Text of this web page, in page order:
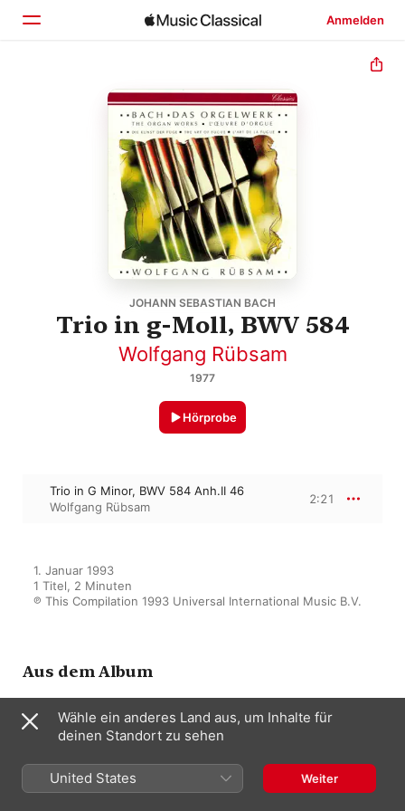
Anmelden
Startseite
Entdecken
JOHANN SEBASTIAN BACH
Trio in g-Moll, BWV 584
Wolfgang Rübsam
1977
Hörprobe
Trio in G Minor, BWV 584 Anh.II 46
Wolfgang Rübsam
2:21
1. Januar 1993
1 Titel, 2 Minuten
℗ This Compilation 1993 Universal International Music B.V.
Aus dem Album
Bach, J.S. : The Organ Works
Wolfgang Rübsam
Wähle ein anderes Land aus, um Inhalte für
deinen Standort zu sehen
United States Weiter